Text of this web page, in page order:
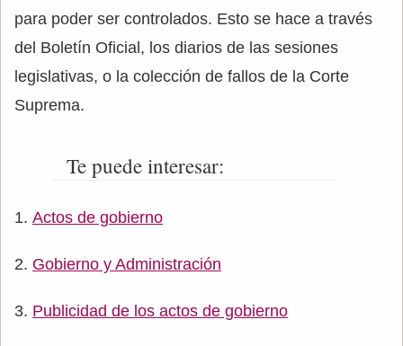
para poder ser controlados. Esto se hace a través
del Boletín Oficial, los diarios de las sesiones
legislativas, o la colección de fallos de la Corte
Suprema.
Te puede interesar:
Actos de gobierno
Gobierno y Administración
Publicidad de los actos de gobierno